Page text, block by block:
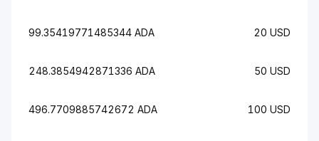
99.35419771485344 ADA 20 USD
248.3854942871336 ADA 50 USD
496.7709885742672 ADA 100 USD